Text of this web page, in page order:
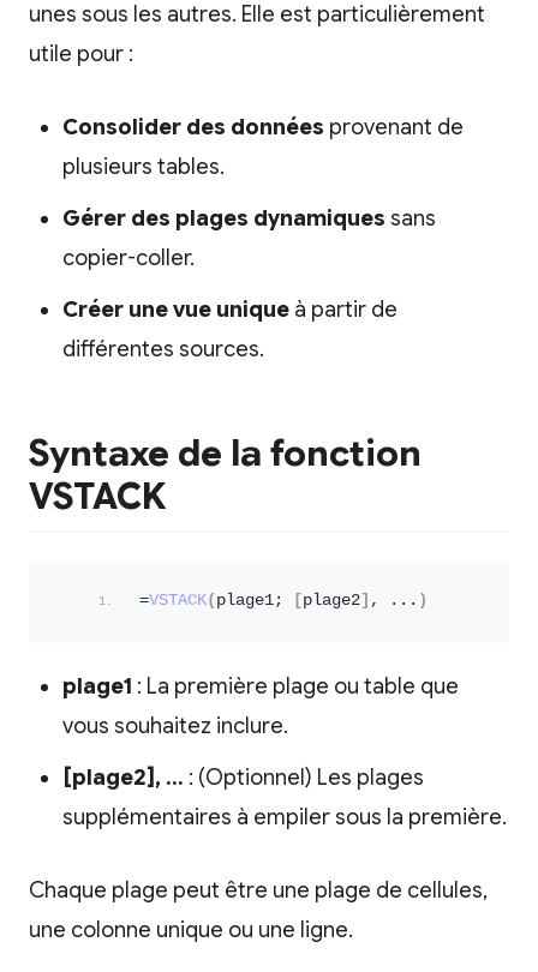
unes sous les autres. Elle est particulièrement
utile pour :
Consolider des données provenant de
plusieurs tables.
Gérer des plages dynamiques sans
copier-coller.
Créer une vue unique à partir de
différentes sources.
Syntaxe de la fonction
VSTACK
=VSTACK( plage1; [ plage2] , ... )
plage1 : La première plage ou table que
vous souhaitez inclure.
[plage2], … : (Optionnel) Les plages
supplémentaires à empiler sous la première.
Chaque plage peut être une plage de cellules,
une colonne unique ou une ligne.